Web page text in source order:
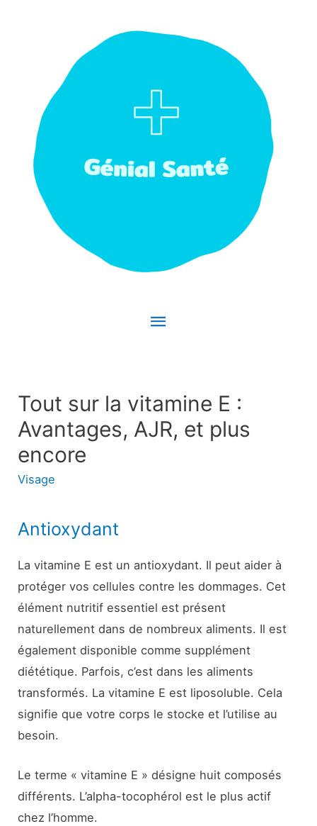
Menu
Tout sur la vitamine E :
Avantages, AJR, et plus
encore
Visage
Antioxydant
La vitamine E est un antioxydant. Il peut aider à
protéger vos cellules contre les dommages. Cet
élément nutritif essentiel est présent
naturellement dans de nombreux aliments. Il est
également disponible comme supplément
diététique. Parfois, c’est dans les aliments
transformés. La vitamine E est liposoluble. Cela
signifie que votre corps le stocke et l’utilise au
besoin.
Le terme « vitamine E » désigne huit composés
différents. L’alpha-tocophérol est le plus actif
chez l’homme.